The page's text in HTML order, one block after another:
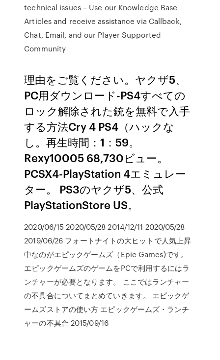
technical issues – Use our Knowledge Base
Articles and receive assistance via Callback,
Chat, Email, and our Player Supported
Community
理由をご覧ください。ヤクザ5、
PC用ダウンロード-PS4すべての
ロック解除された銃を無料で入手
する方法Cry 4 PS4（ハックな
し。再生時間：1：59。
Rexy10005 68,730ビュー。
PCSX4-PlayStation 4エミュレー
ター。 PS3のヤクザ5、公式
PlayStationStore US。
2020/06/15 2020/05/28 2014/12/11 2020/05/28
2019/06/26 フォートナイトの大ヒットで人気上昇
中なのがエピックゲームズ（Epic Games)です。
エピックゲームズのゲームをPCで利用するにはラ
ンチャーが必要となります。 ここではランチャー
の不具合についてまとめていきます。 エピックゲ
ームズストアの使い方 エピックゲームズ・ランチ
ャーの不具合 2015/09/16